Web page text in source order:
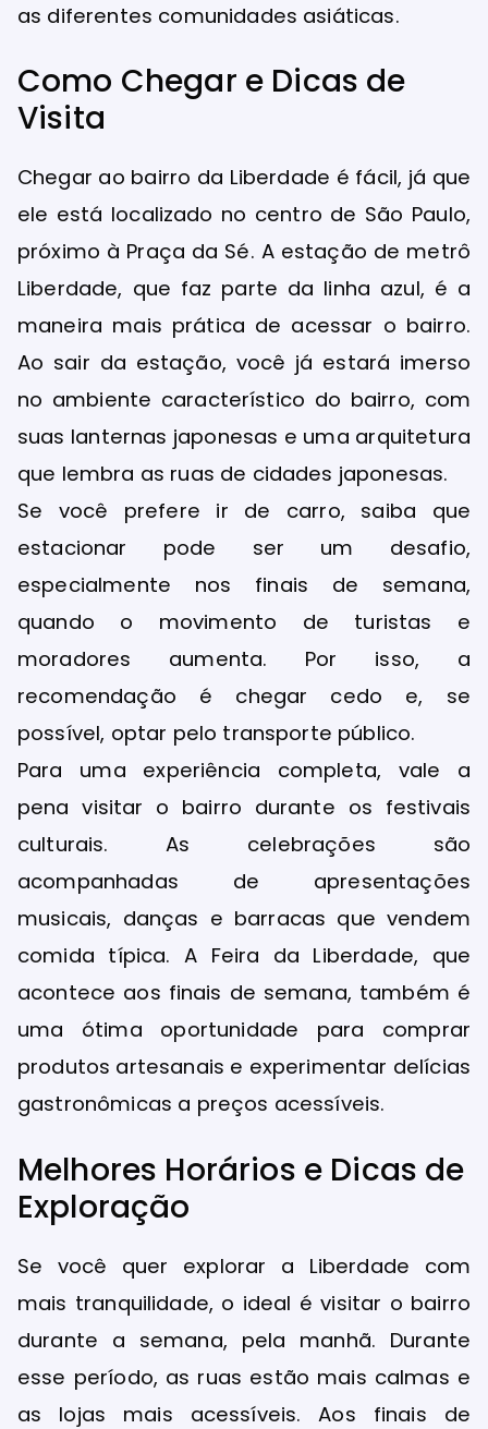
as diferentes comunidades asiáticas.
Como Chegar e Dicas de
Visita
Chegar ao bairro da Liberdade é fácil, já que
ele está localizado no centro de São Paulo,
próximo à Praça da Sé. A estação de metrô
Liberdade, que faz parte da linha azul, é a
maneira mais prática de acessar o bairro.
Ao sair da estação, você já estará imerso
no ambiente característico do bairro, com
suas lanternas japonesas e uma arquitetura
que lembra as ruas de cidades japonesas.
Se você prefere ir de carro, saiba que
estacionar pode ser um desafio,
especialmente nos finais de semana,
quando o movimento de turistas e
moradores aumenta. Por isso, a
recomendação é chegar cedo e, se
possível, optar pelo transporte público.
Para uma experiência completa, vale a
pena visitar o bairro durante os festivais
culturais. As celebrações são
acompanhadas de apresentações
musicais, danças e barracas que vendem
comida típica. A Feira da Liberdade, que
acontece aos finais de semana, também é
uma ótima oportunidade para comprar
produtos artesanais e experimentar delícias
gastronômicas a preços acessíveis.
Melhores Horários e Dicas de
Exploração
Se você quer explorar a Liberdade com
mais tranquilidade, o ideal é visitar o bairro
durante a semana, pela manhã. Durante
esse período, as ruas estão mais calmas e
as lojas mais acessíveis. Aos finais de